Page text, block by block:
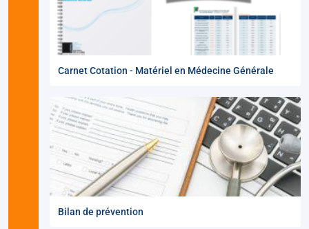
Carnet Cotation - Matériel en Médecine Générale
Bilan de prévention